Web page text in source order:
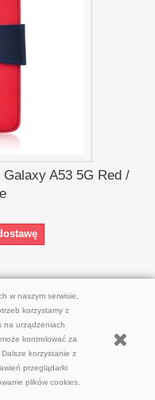
w naszym serwisie,
korzystamy z
na urządzeniach
kontrolować za
korzystanie z
przeglądarki
plików cookies.
A53 5G Red /